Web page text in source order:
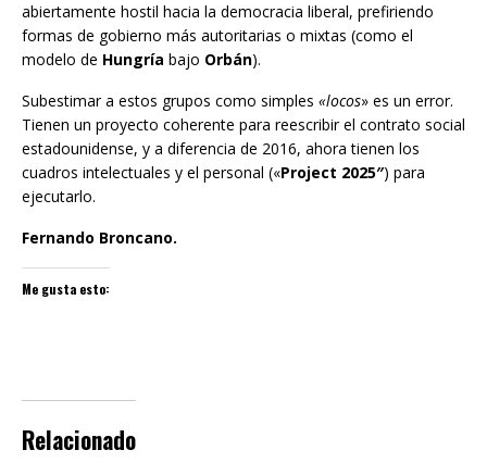
abiertamente hostil hacia la democracia liberal, prefiriendo
formas de gobierno más autoritarias o mixtas (como el
modelo de Hungría bajo Orbán).
Subestimar a estos grupos como simples «locos» es un error.
Tienen un proyecto coherente para reescribir el contrato social
estadounidense, y a diferencia de 2016, ahora tienen los
cuadros intelectuales y el personal («Project 2025″) para
ejecutarlo.
Fernando Broncano.
Me gusta esto:
Relacionado